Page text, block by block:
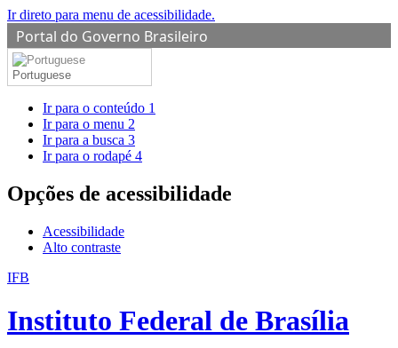
Ir direto para menu de acessibilidade.
Portal do Governo Brasileiro
Portuguese
Ir para o conteúdo 1
Ir para o menu 2
Ir para a busca 3
Ir para o rodapé 4
Opções de acessibilidade
Acessibilidade
Alto contraste
IFB
Instituto Federal de Brasília